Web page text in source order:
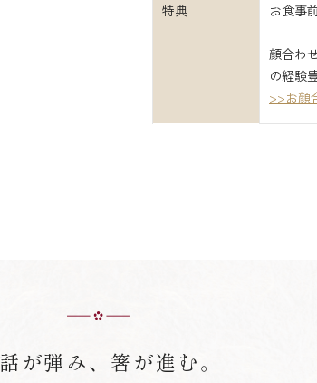
特典 お食事
顔合わ
の経験
>>お顔
が弾み、箸が進む。